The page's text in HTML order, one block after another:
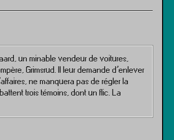
un minable vendeur de voitures,
Grimsrud. Il leur demande d’enlever
ne manquera pas de régler la
trois témoins, dont un flic. La